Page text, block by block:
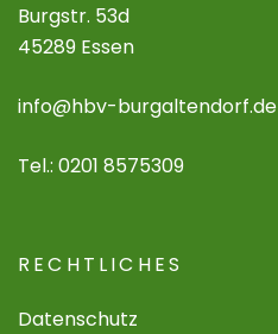
Burgstr. 53d
45289 Essen
info@hbv-burgaltendorf.de
Tel.: 0201 8575309
RECHTLICHES
Datenschutz